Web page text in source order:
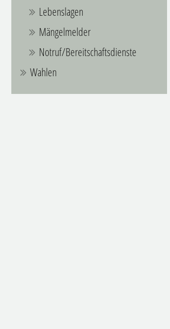
Lebenslagen
Mängelmelder
Notruf/Bereitschaftsdienste
Wahlen